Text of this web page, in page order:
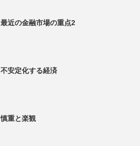
最近の金融市場の重点2
不安定化する経済
慎重と楽観